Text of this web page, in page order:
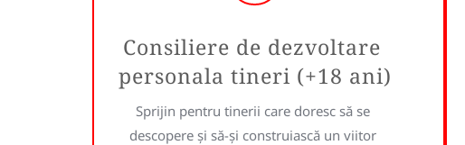
Consiliere de dezvoltare
personala tineri (+18 ani)
Sprijin pentru tinerii care doresc să se
descopere și să-și construiască un viitor